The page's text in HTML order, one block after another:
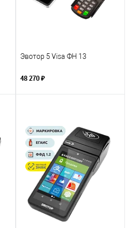
Эвотор 5 Visa ФН 13
48 270 ₽